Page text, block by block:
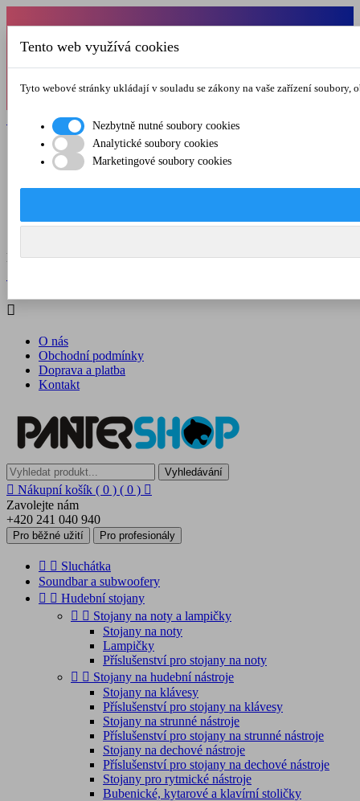
Od 1.7.-31.8.2026 budeme mít v pátek
zkrácenou provozní dobu do 12.00 hod. Přejeme
Registrovat  Přihlásit se
O nás
Kontakt
Menu  

O nás
Obchodní podmínky
Doprava a platba
Kontakt
Vyhledávání
 Nákupní košík ( 0 ) ( 0 ) 
Zavolejte nám
+420 241 040 940
Pro běžné užití Pro profesionály
  Sluchátka
Soundbar a subwoofery
  Hudební stojany
  Stojany na noty a lampičky
Stojany na noty
Lampičky
Příslušenství pro stojany na noty
  Stojany na hudební nástroje
Stojany na klávesy
Příslušenství pro stojany na klávesy
Stojany na strunné nástroje
Příslušenství pro stojany na strunné nástroje
Stojany na dechové nástroje
Příslušenství pro stojany na dechové nástroje
Stojany pro rytmické nástroje
Bubenické, kytarové a klavírní stoličky
Tento web využívá cookies
Tyto webové stránky ukládají v souladu se zákony na vaše zařízení
Nezbytně nutné soubory cookies
Analytické soubory cookies
Marketingové soubory cookies